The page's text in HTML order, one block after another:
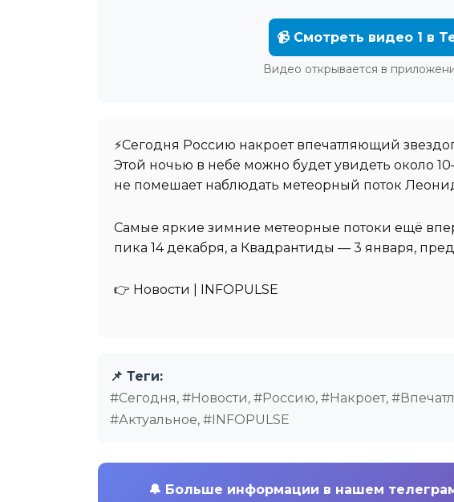
📹 Смотреть видео 1 в
Видео открывается в
⚡️Сегодня Россию накроет впечатляющий
Этой ночью в небе можно будет увидеть около
не помешает наблюдать метеорный поток
Самые яркие зимние метеорные потоки ещё
пика 14 декабря, а Квадрантиды — 3 января,
👉 Новости | INFOPULSE⁩
📌 Теги:
#Сегодня, #Новости, #Россию, #Накроет,
#Актуальное, #INFOPULSE
🔔 Больше информации в нашем